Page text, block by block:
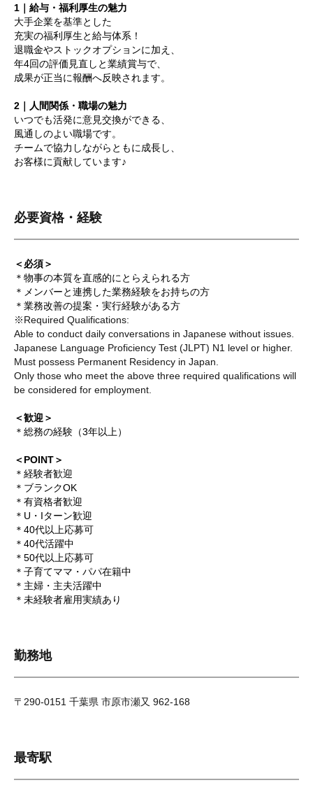
1｜給与・福利厚生の魅力
大手企業を基準とした
充実の福利厚生と給与体系！
退職金やストックオプションに加え、
年4回の評価見直しと業績賞与で、
成果が正当に報酬へ反映されます。
2｜人間関係・職場の魅力
いつでも活発に意見交換ができる、
風通しのよい職場です。
チームで協力しながらともに成長し、
お客様に貢献しています♪
必要資格・経験
＜必須＞
＊物事の本質を直感的にとらえられる方
＊メンバーと連携した業務経験をお持ちの方
＊業務改善の提案・実行経験がある方
※Required Qualifications:
Able to conduct daily conversations in Japanese without issues.
Japanese Language Proficiency Test (JLPT) N1 level or higher.
Must possess Permanent Residency in Japan.
Only those who meet the above three required qualifications will
be considered for employment.
＜歓迎＞
＊総務の経験（3年以上）
＜POINT＞
＊経験者歓迎
＊ブランクOK
＊有資格者歓迎
＊U・Iターン歓迎
＊40代以上応募可
＊40代活躍中
＊50代以上応募可
＊子育てママ・パパ在籍中
＊主婦・主夫活躍中
＊未経験者雇用実績あり
勤務地
〒290-0151 千葉県 市原市瀬又 962-168
最寄駅